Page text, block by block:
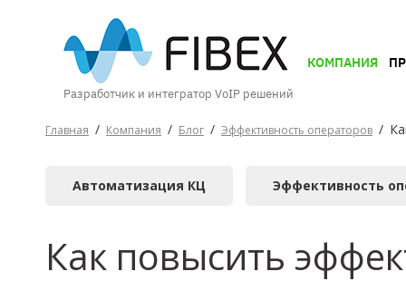
КОМПАНИЯ
ПРОДУКТЫ
Разработчик и интегратор VoIP решений
КОМПАНИЯ
Главная / Компания / Блог / Эффективность операторов /
Автоматизация КЦ Эффективность
Как повысить